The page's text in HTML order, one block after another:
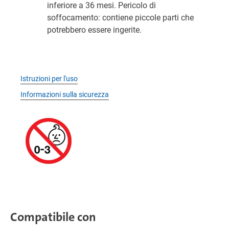
inferiore a 36 mesi. Pericolo di
soffocamento: contiene piccole parti che
potrebbero essere ingerite.
Istruzioni per l'uso
Informazioni sulla sicurezza
Compatibile con